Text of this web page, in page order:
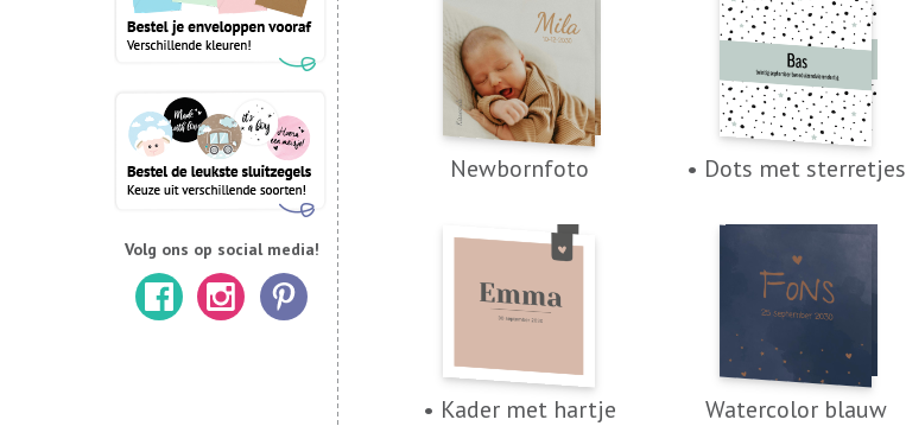
Volg ons op social media!
Newbornfoto • Dots met sterretjes
• Kader met hartje Watercolor blauw